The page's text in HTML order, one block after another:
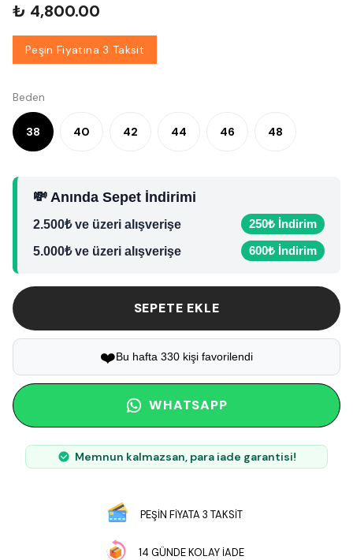
₺ 4,800.00
Peşin Fiyatına 3 Taksit
Beden
38 40 42 44 46 48
💸 Anında Sepet İndirimi
2.500₺ ve üzeri alışverişe 250₺ İndirim
5.000₺ ve üzeri alışverişe 600₺ İndirim
SEPETE EKLE
❤️Bu hafta 330 kişi favorilendi
WHATSAPP
Memnun kalmazsan, para iade garantisi!
PEŞİN FİYATA 3 TAKSİT
14 GÜNDE KOLAY İADE